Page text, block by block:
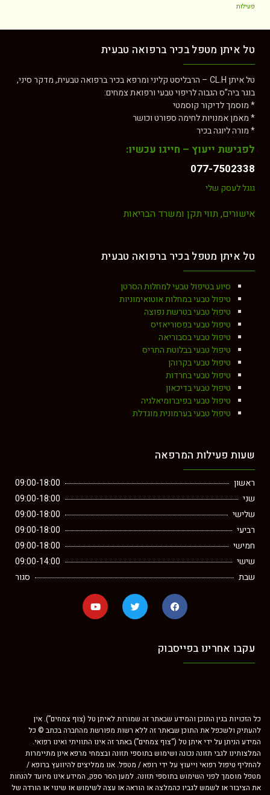
פעילות
טל איתן מטפל בכיר ברפואה טבעית
טל איתן CL.H – הרבליסט קליני ומרפא בכיר ברפואה טבעית, מדקר סיני,
בוגר ביה”ס הגבוה לריפוי טבעי ורפואת צמחים:
* מוסמך לדיקור קוסמטי
* מאמן אמנויות לחימה ספורט וכושר
* מורה ליוגה בכיר
לפגישת ייעוץ – חייגו עכשיו:
077-7502338
גוגל לעסק שלי
אישורים, תווי תקן ומשרד הבריאות
טל איתן מטפל בכיר ברפואה טבעית
סיוע בטיפול טבעי למחלות הסרטן
טיפול טבעי במחלות אוטואימוניות
טיפול טבעי בטרשת נפוצה
טיפול טבעי בפסוריאזיס
טיפול טבעי בסבוריאה
טיפול טבעי בבלוטת התריס
טיפול טבעי בקרוהן
טיפול טבעי בחרדות
טיפול טבעי בדיכאון
טיפול טבעי בפיברומיאלגיה
טיפול טבעי בערמונית מוגדלת
שעות פעילות המרפאה
ראשון
09:00-18:00
שני
09:00-18:00
שלישי
09:00-18:00
רביעי
09:00-18:00
חמישי
09:00-18:00
שישי
09:00-14:00
שבת
סגור
עקבו אחרינו בפייסבוק
כל הזכויות בגין התוכן והמידע שבאתר זה שמורות לאיתן טל (צוף צמחים”). אין
להעתיק ולשכפל את התוכן שבאתר זה ללא רשות מפורשת מהחברה בכתב © כל
המידע הניתן על ידי איתן טל (“צוף צמחים”) באתר זה אינו התוויתי ואינו רפואי.
המלצותינו לגבי תזונה נכונה ושימוש בתוספי תזונה ובצמחי מרפא אינן מתיימרות
להחליף טיפול רפואי וייעוץ על ידי רופא / מטפל. אנו ממליצים להיוועץ ברופא /
מטפל מוסמך לפני השימוש בתוספי תזונה. למען הסר ספק, המידע אינו מיועד להנחות
את הציבור או לשמש לגביו כהמלצה או הוראה או עצה לשימוש או שינוי או הורדה של